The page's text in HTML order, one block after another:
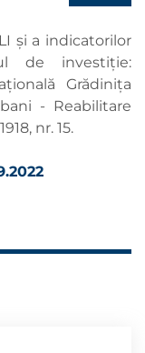
şi a indicatorilor
de investiţie:
Grădinița
- Reabilitare
nr. 15.